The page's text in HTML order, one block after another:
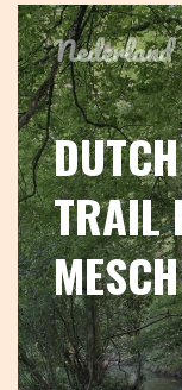
Nederland
TRAIL
MESCH